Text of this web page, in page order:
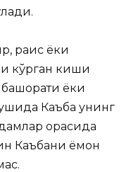
раис ёки
кўрган киши
ёки
Каъба унинг
орасида
Каъбани ёмон